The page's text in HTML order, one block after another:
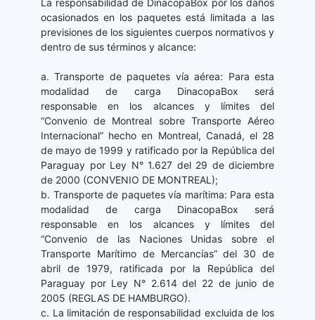
ocasionados en los paquetes está limitada a las
previsiones de los siguientes cuerpos normativos y
dentro de sus términos y alcance:
a. Transporte de paquetes vía aérea: Para esta
modalidad de carga DinacopaBox será
responsable en los alcances y límites del
“Convenio de Montreal sobre Transporte Aéreo
Internacional” hecho en Montreal, Canadá, el 28
de mayo de 1999 y ratificado por la República del
Paraguay por Ley N° 1.627 del 29 de diciembre
de 2000 (CONVENIO DE MONTREAL);
b. Transporte de paquetes vía marítima: Para esta
modalidad de carga DinacopaBox será
responsable en los alcances y límites del
“Convenio de las Naciones Unidas sobre el
Transporte Marítimo de Mercancías” del 30 de
abril de 1979, ratificada por la República del
Paraguay por Ley N° 2.614 del 22 de junio de
2005 (REGLAS DE HAMBURGO).
c. La limitación de responsabilidad excluida de los